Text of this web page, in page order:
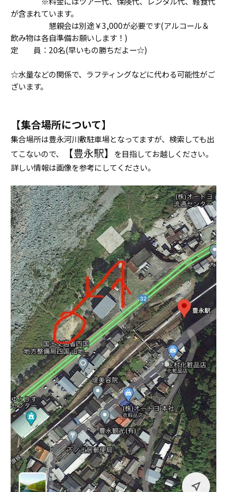
が含まれています。
懇親会は別途￥3,000が必要です(アルコール＆
飲み物は各自準備お願いします！)
定 員：20名(早いもの勝ちだよー☆)
☆水量などの関係で、ラフティングなどに代わる可能性がご
ざいます。
【集合場所について】
集合場所は豊永河川敷駐車場となってますが、検索しても出
てこないので、
【豊永駅】
を目指してお越しください。
詳しい情報は画像を参考にしてください。